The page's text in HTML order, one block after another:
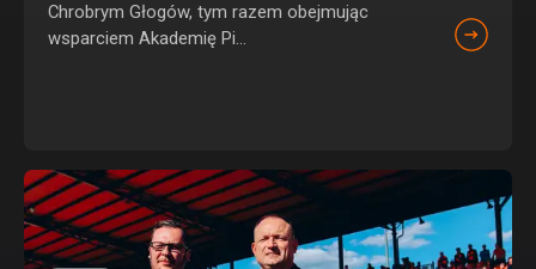
Chrobrym Głogów, tym razem obejmując
wsparciem Akademię Pi...